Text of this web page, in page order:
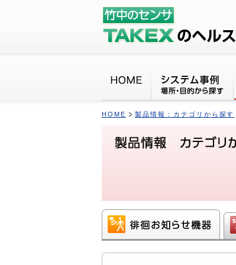
HOME 製品情報：カテゴリから探す